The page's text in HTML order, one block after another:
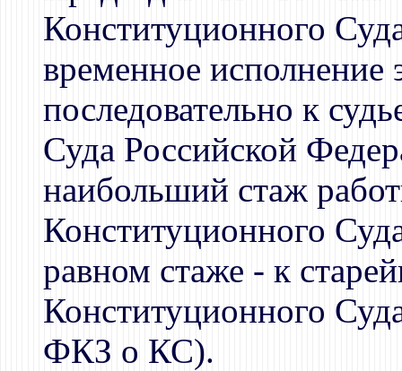
Конституционного
временное исполнение
последовательно к
Суда Российской
наибольший стаж
Конституционного
равном стаже - к
Конституционного
ФКЗ о КС).